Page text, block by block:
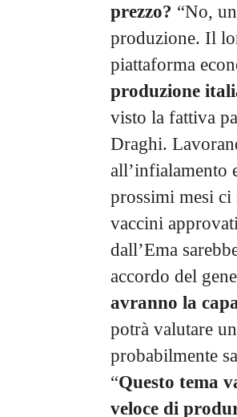
prezzo? “No,
produzione. Il
piattaforma
produzione
visto la fattiva
Draghi.
all’infialamento
prossimi mesi
vaccini
dall’Ema
accordo del
avranno la
potrà valutare
probabilmente
“Questo tema
veloce di